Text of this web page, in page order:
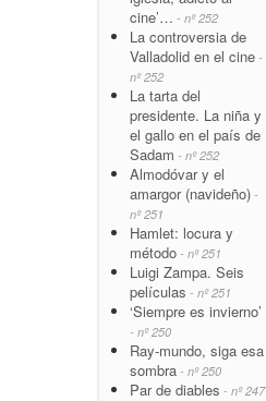
cine’… - nº 252
La controversia de
Valladolid en el cine -
nº 252
La tarta del
presidente. La niña y
el gallo en el país de
Sadam - nº 252
Almodóvar y el
amargor (navideño) -
nº 251
Hamlet: locura y
método - nº 251
Luigi Zampa. Seis
películas - nº 251
‘Siempre es invierno’
- nº 250
Ray-mundo, siga esa
sombra - nº 250
Par de diables - nº 247